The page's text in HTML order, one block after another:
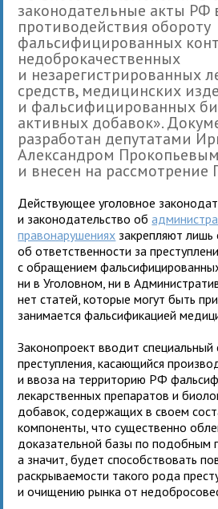
законодательные акты РФ
противодействия обороту
фальсифицированных
недоброкачественных
и незарегистрированных
средств, медицинских
и фальсифицированных
активных добавок».
разработан депутатами
Александром
и внесен на рассмотрение
Действующее уголовное
и законодательство об
правонарушениях закрепляют
об ответственности за
с обращением
ни в Уголовном, ни в
нет статей, которые могут быть
занимается фальсификацией
Законопроект вводит специальный
преступления, касающийся
и ввоза на территорию РФ
лекарственных препаратов и
добавок, содержащих в своем
компоненты, что существенно
доказательной базы по подобным
а значит, будет способствовать
раскрываемости такого рода
и очищению рынка от